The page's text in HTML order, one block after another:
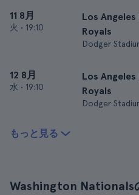
11 8月
火 • 19:10
Los
Royals
Dodger
12 8月
水 • 19:10
Los
Royals
Dodger
もっと見る
Washington Nationals